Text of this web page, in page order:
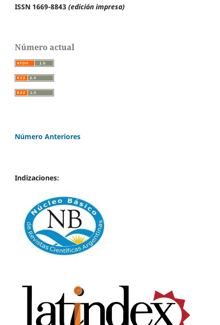
ISSN 1669-8843 (edición impresa)
Número actual
Número Anteriores
Indizaciones: